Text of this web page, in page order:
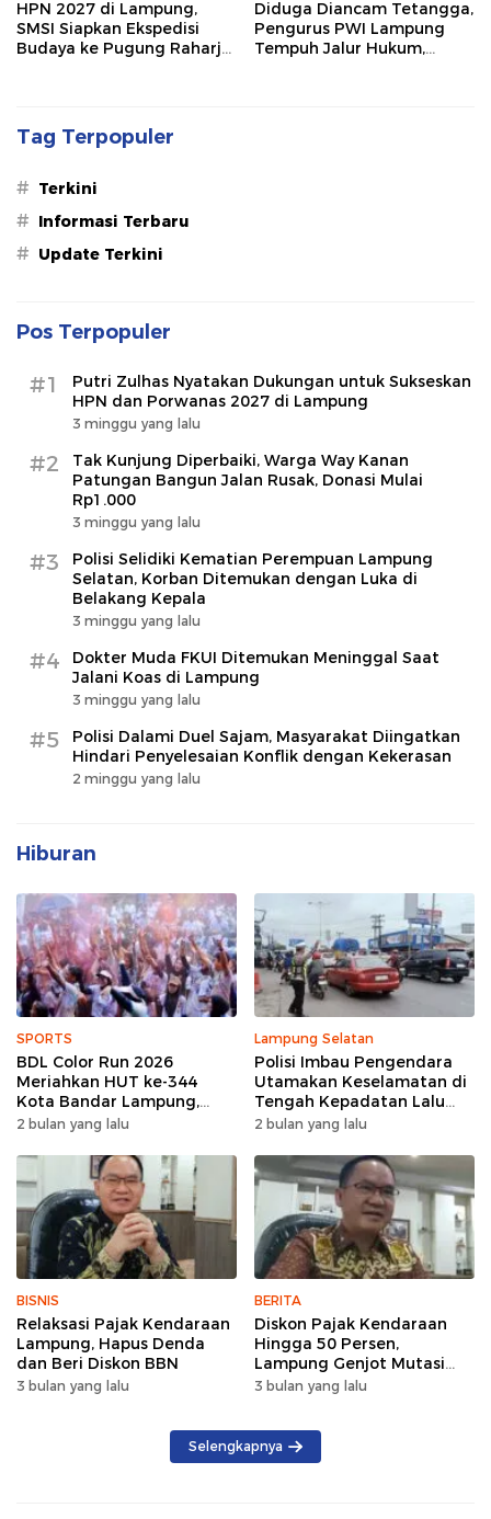
HPN 2027 di Lampung,
SMSI Siapkan Ekspedisi
Budaya ke Pugung Raharjo
Diduga Diancam Tetangga,
Pengurus PWI Lampung
Tempuh Jalur Hukum,
Tag Terpopuler
# Terkini
# Informasi Terbaru
# Update Terkini
Pos Terpopuler
#1
Putri Zulhas Nyatakan Dukungan untuk Sukseskan
HPN dan Porwanas 2027 di Lampung
3 minggu yang lalu
#2
Tak Kunjung Diperbaiki, Warga Way Kanan
Patungan Bangun Jalan Rusak, Donasi Mulai
Rp1.000
3 minggu yang lalu
#3
Polisi Selidiki Kematian Perempuan Lampung
Selatan, Korban Ditemukan dengan Luka di
Belakang Kepala
3 minggu yang lalu
#4
Dokter Muda FKUI Ditemukan Meninggal Saat
Jalani Koas di Lampung
3 minggu yang lalu
#5
Polisi Dalami Duel Sajam, Masyarakat Diingatkan
Hindari Penyelesaian Konflik dengan Kekerasan
2 minggu yang lalu
Hiburan
SPORTS
BDL Color Run 2026
Meriahkan HUT ke-344
Kota Bandar Lampung,
Wujud Semangat Sehat
2 bulan yang lalu
Lampung Selatan
Polisi Imbau Pengendara
Utamakan Keselamatan di
Tengah Kepadatan Lalu
Lintas Pagi Hari
2 bulan yang lalu
BISNIS
Relaksasi Pajak Kendaraan
Lampung, Hapus Denda
dan Beri Diskon BBN
3 bulan yang lalu
BERITA
Diskon Pajak Kendaraan
Hingga 50 Persen,
Lampung Genjot Mutasi
Kendaraan Luar Daerah
3 bulan yang lalu
Selengkapnya